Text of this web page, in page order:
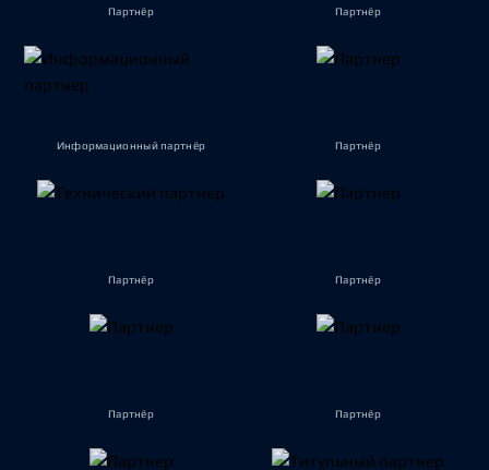
Партнёр Партнёр
Информационный партнёр Партнёр
Партнёр Партнёр
Партнёр Партнёр